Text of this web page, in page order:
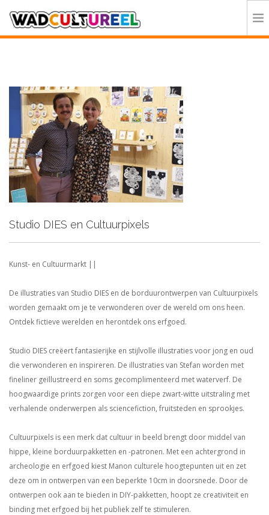
DEELNEMERS
DOE MEE
CONTACT
ORGANISATIE
Studio DIES en Cultuurpixels
Kunst- en Cultuurmarkt ||
De illustraties van Studio DIES en de borduurontwerpen van Cultuurpixels
worden gemaakt om je te verwonderen over de wereld om ons heen.
Ontdek fictieve werelden en herontdek ons erfgoed.
Studio DIES creëert fantasierijke en stijlvolle illustraties voor jong en oud
die verwonderen en inspireren. De illustraties van Stefan worden met
fineliner geïllustreerd en soms gecomplimenteerd met waterverf. De
hoogwaardige prints zorgen voor een diepe zwart-witte uitstraling met
verhalende onderwerpen als sciencefiction, fruitsteden en sprookjes.
Cultuurpixels is een merk dat cultuur in beeld brengt door middel van
hippe, kleine borduurpakketten en -patronen. Met een achtergrond in
archeologie en erfgoed kiest Manon culturele hoogtepunten uit en zet
deze om in ontwerpen van een beperkte 10cm in doorsnede. Door de
ontwerpen ook aan te bieden in DIY-pakketten, hoopt ze creativiteit en
binding met erfgoed bij het publiek zelf te stimuleren.